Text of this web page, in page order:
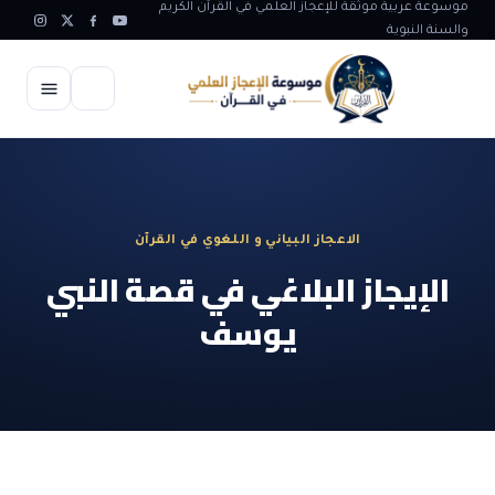
موسوعة عربية موثقة للإعجاز العلمي في القرآن الكريم
والسنة النبوية
الاعجاز الغيبي في القرآن
الاعجاز في علوم الفلك والفضاء
الاعجاز البياني و اللغوي في القرآن
آيات الله في جسم الانسان
الاعجاز البياني و اللغوي في القرآن
الإيجاز البلاغي في قصة النبي
يوسف